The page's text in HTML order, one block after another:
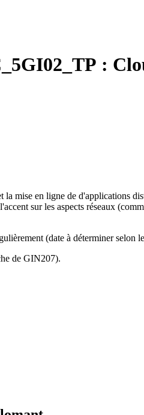
:
mise en ligne de d'applications
sur les aspects réseaux
(date à déterminer selon
de GIN207).